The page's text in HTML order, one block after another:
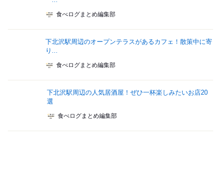
食べログまとめ編集部
下北沢駅周辺のオープンテラスがあるカフェ！散策中に寄
り...
食べログまとめ編集部
下北沢駅周辺の人気居酒屋！ぜひ一杯楽しみたいお店20
選
食べログまとめ編集部